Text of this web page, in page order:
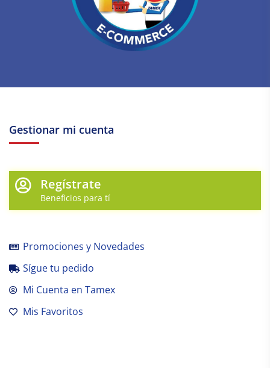
Gestionar mi cuenta
Regístrate
Beneficios para tí
Promociones y Novedades
Sígue tu pedido
Mi Cuenta en Tamex
Mis Favoritos